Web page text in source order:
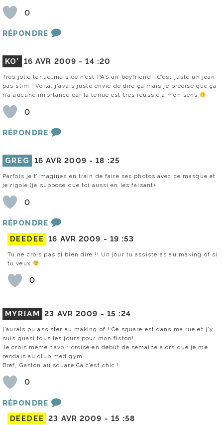
0
RÉPONDRE
KO’ 16 AVR 2009 -14 :20
Très jolie tenue…mais ce n’est PAS un boyfriend ! C’est juste un jean
pas slim ! Voila, j’avais juste envie de dire ça mais je précise que ça
n’a aucune imprtance car la tenue est très réussie à mon sens
0
RÉPONDRE
GREG 16 AVR 2009 -18 :25
Parfois je t’imagines en train de faire ses photos avec ce masque et
je rigole (je suppose que toi aussi en les faisant)
0
RÉPONDRE
DEEDEE 16 AVR 2009 - 19 :53
Tu ne crois pas si bien dire !! Un jour tu assisteras au making of si
tu veux
0
MYRIAM 23 AVR 2009 - 15 :24
j’aurais pu assister au making of ! Ce square est dans ma rue et j’y
suis quasi tous les jours pour mon fiston!
Je crois meme t’avoir croisé en debut de semaine alors que je me
rendais au club med gym …
Bref, Gaston au square Ca c’est chic !
0
RÉPONDRE
DEEDEE 23 AVR 2009 - 15 :58